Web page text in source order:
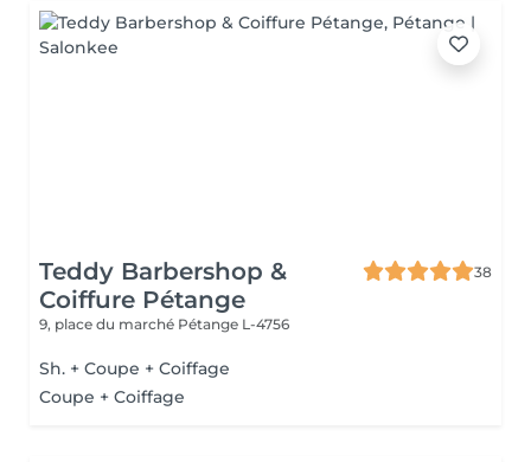
Teddy Barbershop &
Coiffure Pétange
38
9, place du marché Pétange L-4756
Sh. + Coupe + Coiffage
Coupe + Coiffage